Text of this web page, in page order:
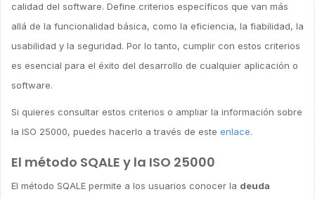
calidad del software. Define criterios específicos que van más
allá de la funcionalidad básica, como la eficiencia, la fiabilidad, la
usabilidad y la seguridad. Por lo tanto, cumplir con estos criterios
es esencial para el éxito del desarrollo de cualquier aplicación o
software.
Si quieres consultar estos criterios o ampliar la información sobre
la ISO 25000, puedes hacerlo a través de este enlace.
El método SQALE y la ISO 25000
El método SQALE permite a los usuarios conocer la deuda